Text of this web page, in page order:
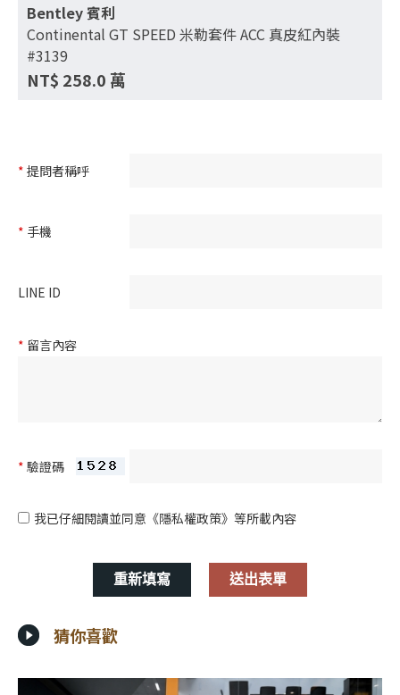
Bentley 賓利
Continental GT SPEED 米勒套件 ACC 真皮紅內裝
#3139
NT$ 258.0 萬
* 提問者稱呼
* 手機
LINE ID
* 留言內容
* 驗證碼
我已仔細閱讀並同意 《隱私權政策》 等所載內容
猜你喜歡